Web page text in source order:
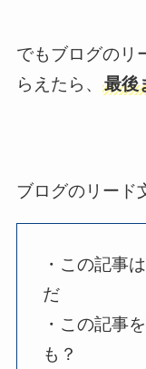
でもブログのリ
らえたら、 最後
ブログのリード
・この記事
だ
・この記事
も？